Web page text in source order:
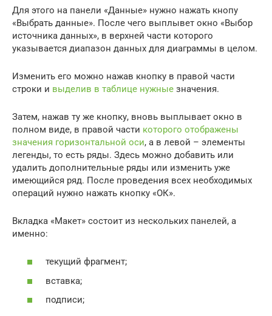
Для этого на панели «Данные» нужно нажать кнопу
«Выбрать данные». После чего выплывет окно «Выбор
источника данных», в верхней части которого
указывается диапазон данных для диаграммы в целом.
Изменить его можно нажав кнопку в правой части
строки и выделив в таблице нужные значения.
Затем, нажав ту же кнопку, вновь выплывает окно в
полном виде, в правой части которого отображены
значения горизонтальной оси, а в левой – элементы
легенды, то есть ряды. Здесь можно добавить или
удалить дополнительные ряды или изменить уже
имеющийся ряд. После проведения всех необходимых
операций нужно нажать кнопку «ОК».
Вкладка «Макет» состоит из нескольких панелей, а
именно:
текущий фрагмент;
вставка;
подписи;